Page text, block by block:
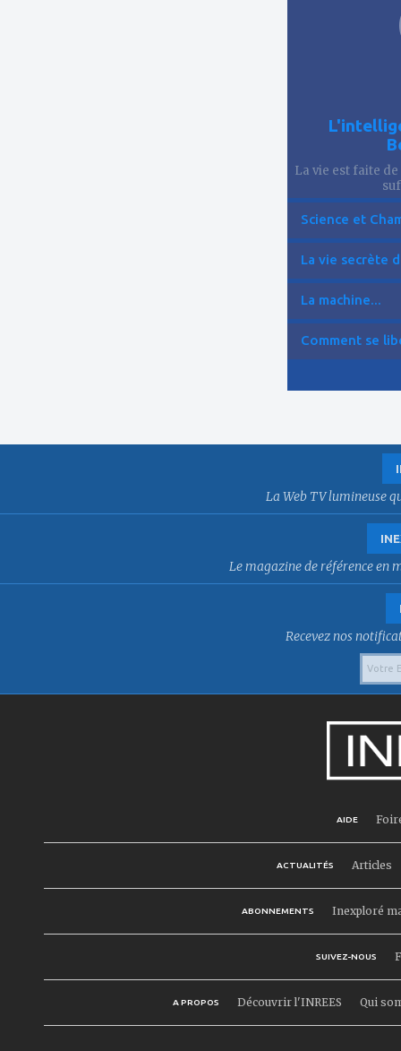
La vie est faite
Science et
La vie secrète
La machine...
Comment se
La Web TV lumineuse
Le magazine de référence en
Recevez nos
AIDE
ACTUALITÉS Articles
ABONNEMENTS Inexploré
SUIVEZ-NOUS
A PROPOS Découvrir l'INREES Qui